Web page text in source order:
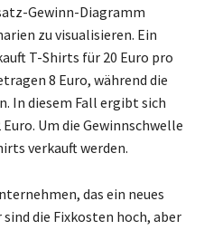
Gewinn-Diagramm
zu visualisieren. Ein
T-Shirts für 20 Euro pro
8 Euro, während die
In diesem Fall ergibt sich
Um die Gewinnschwelle
verkauft werden.
das ein neues
die Fixkosten hoch, aber